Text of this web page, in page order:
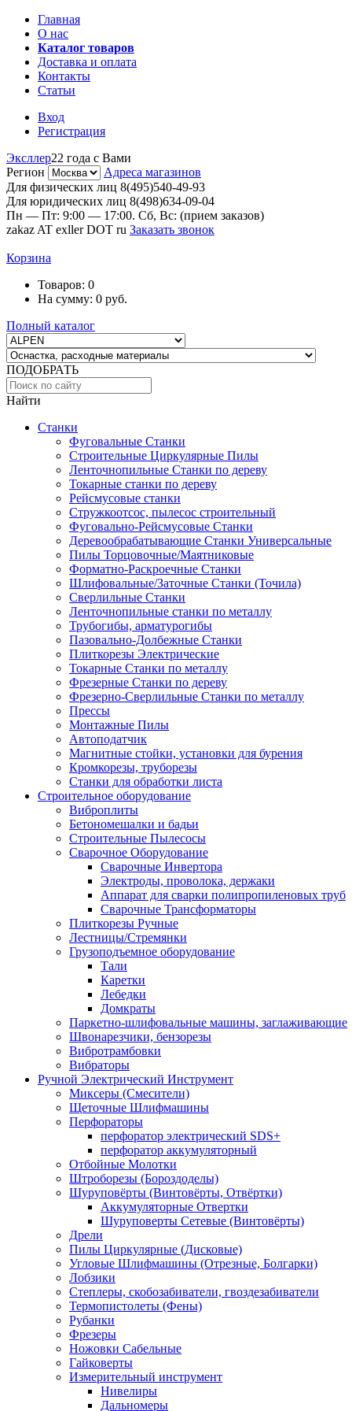
Главная
О нас
Каталог товаров
Доставка и оплата
Контакты
Статьи
Вход
Регистрация
Эксллер22 года с Вами
Регион
Адреса магазинов
Для физических лиц 8(495)540-49-93
Для юридических лиц 8(498)634-09-04
Пн — Пт: 9:00 — 17:00. Сб, Вс: (прием заказов)
zakaz AT exller DOT ru Заказать звонок
Корзина
Товаров: 0
На сумму: 0 руб.
Полный каталог
ПОДОБРАТЬ
Найти
Станки
Фуговальные Станки
Строительные Циркулярные Пилы
Ленточнопильные Станки по дереву
Токарные станки по дереву
Рейсмусовые станки
Стружкоотсос, пылесос строительный
Фуговально-Рейсмусовые Станки
Деревообрабатывающие Станки Универсальные
Пилы Торцовочные/Маятниковые
Форматно-Раскроечные Станки
Шлифовальные/Заточные Станки (Точила)
Сверлильные Станки
Ленточнопильные станки по металлу
Трубогибы, арматурогибы
Пазовально-Долбежные Станки
Плиткорезы Электрические
Токарные Станки по металлу
Фрезерные Станки по дереву
Фрезерно-Сверлильные Станки по металлу
Прессы
Монтажные Пилы
Автоподатчик
Магнитные стойки, установки для бурения
Кромкорезы, труборезы
Станки для обработки листа
Строительное оборудование
Виброплиты
Бетономешалки и бадьи
Строительные Пылесосы
Сварочное Оборудование
Сварочные Инвертора
Электроды, проволока, держаки
Аппарат для сварки полипропиленовых труб
Сварочные Трансформаторы
Плиткорезы Ручные
Лестницы/Стремянки
Грузоподъемное оборудование
Тали
Каретки
Лебедки
Домкраты
Паркетно-шлифовальные машины, заглаживающие
Швонарезчики, бензорезы
Вибротрамбовки
Вибраторы
Ручной Электрический Инструмент
Миксеры (Смесители)
Щеточные Шлифмашины
Перфораторы
перфоратор электрический SDS+
перфоратор аккумуляторный
Отбойные Молотки
Штроборезы (Бороздоделы)
Шуруповёрты (Винтовёрты, Отвёртки)
Аккумуляторные Отвертки
Шуруповерты Сетевые (Винтовёрты)
Дрели
Пилы Циркулярные (Дисковые)
Угловые Шлифмашины (Отрезные, Болгарки)
Лобзики
Степлеры, скобозабиватели, гвоздезабиватели
Термопистолеты (Фены)
Рубанки
Фрезеры
Ножовки Сабельные
Гайковерты
Измерительный инструмент
Нивелиры
Дальномеры